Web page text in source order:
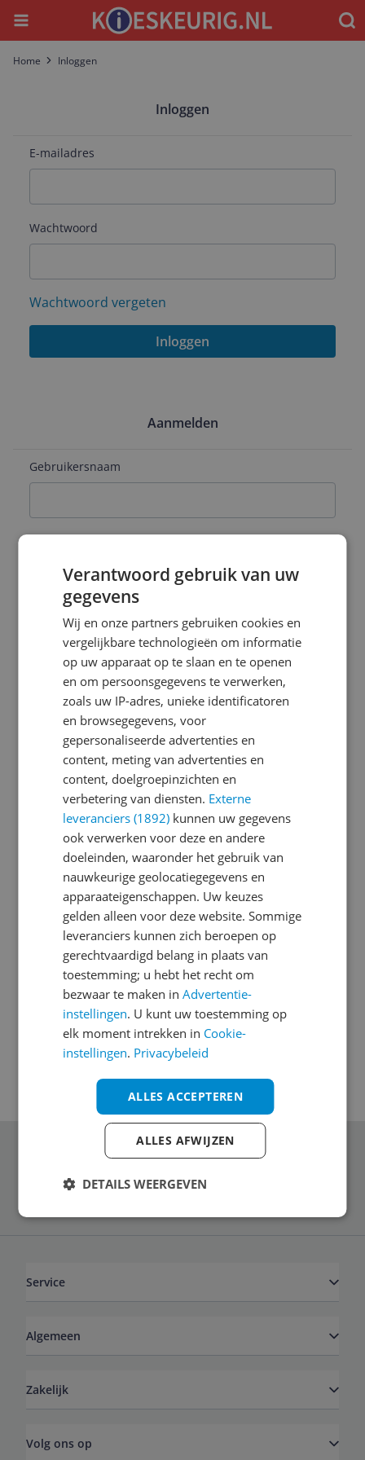
Menu
Home Inloggen
Inloggen
E-mailadres
Wachtwoord
Wachtwoord vergeten
Inloggen
Aanmelden
Gebruikersnaam
Wachtwoord
Je wachtwoord moet minimaal 6 karakters
bevatten
Wachtwoord herhalen
Ik ga akkoord met deAlgemene Voorwaarden
en hetprivacy statementvan Reshift
Ik ontvang graag interessante acties en
aanbiedingen van Kieskeurig.nl en
Digitalvia e-mail
Aanmelden
Schrijf je in voor onze nieuwsbrief
Service
Algemeen
Zakelijk
Volg ons op
Verantwoord gebruik van uw
gegevens
Wij en onze partners gebruiken cookies en
vergelijkbare technologieën om informatie
op uw apparaat op te slaan en te openen
en om persoonsgegevens te verwerken,
zoals uw IP-adres, unieke identificatoren
en browsegegevens, voor
gepersonaliseerde advertenties en
content, meting van advertenties en
content, doelgroepinzichten en
verbetering van diensten. Externe
leveranciers (1892) kunnen uw gegevens
ook verwerken voor deze en andere
doeleinden, waaronder het gebruik van
nauwkeurige geolocatiegegevens en
apparaateigenschappen. Uw keuzes
gelden alleen voor deze website. Sommige
leveranciers kunnen zich beroepen op
gerechtvaardigd belang in plaats van
toestemming; u hebt het recht om
bezwaar te maken inAdvertentie-
instellingen. U kunt uw toestemming op
elk moment intrekken in Cookie-
instellingen. Privacybeleid
ALLES ACCEPTEREN
ALLES AFWIJZEN
DETAILS WEERGEVEN